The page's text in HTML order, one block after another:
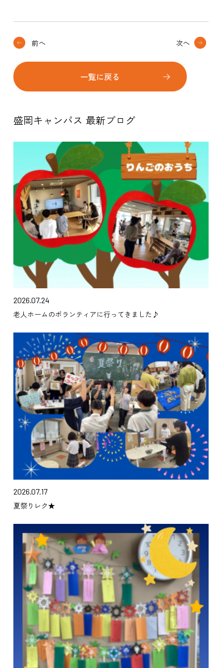
前へ
一覧に戻る
次へ
盛岡キャンパス 最新ブログ
2026.07.24
老人ホームのボランティアに行ってきました♪
2026.07.17
夏祭りレク★